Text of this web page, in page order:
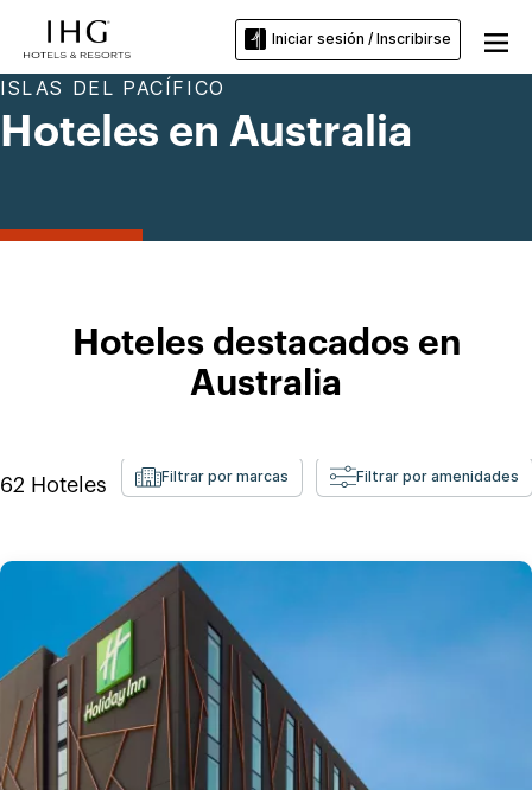
Iniciar sesión / Inscribirse
ISLAS DEL PACÍFICO
Hoteles en Australia
Hoteles destacados en
Australia
62 Hoteles Filtrar por marcas Filtrar por amenidades